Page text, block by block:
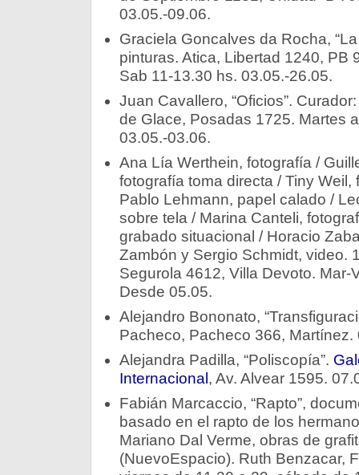
03.05.-09.06.
Graciela Goncalves da Rocha,
pinturas. Atica, Libertad 1240, PB
Sab 11-13.30 hs. 03.05.-26.05.
Juan Cavallero, “Oficios”.
de Glace, Posadas 1725. Martes
03.05.-03.06.
Ana Lía Werthein, fotografía /
fotografía toma directa / Tiny Weil,
Pablo Lehmann, papel calado /
sobre tela / Marina Canteli,
grabado situacional / Horacio
Zambón y Sergio Schmidt, video.
Segurola 4612, Villa Devoto. Mar-
Desde 05.05.
Alejandro Bononato,
Pacheco, Pacheco 366, Martínez.
Alejandra Padilla, “Poliscopía”.
Internacional , Av. Alvear 1595.
Fabián Marcaccio, “Rapto”,
basado en el rapto de los
Mariano Dal Verme, obras de
(NuevoEspacio). Ruth Benzacar,